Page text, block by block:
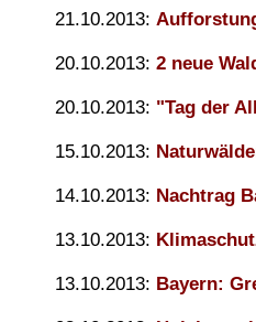
21.10.2013:
20.10.2013: 2 neue
20.10.2013: "Tag der
15.10.2013:
14.10.2013: Nachtrag
13.10.2013:
13.10.2013: Bayern: